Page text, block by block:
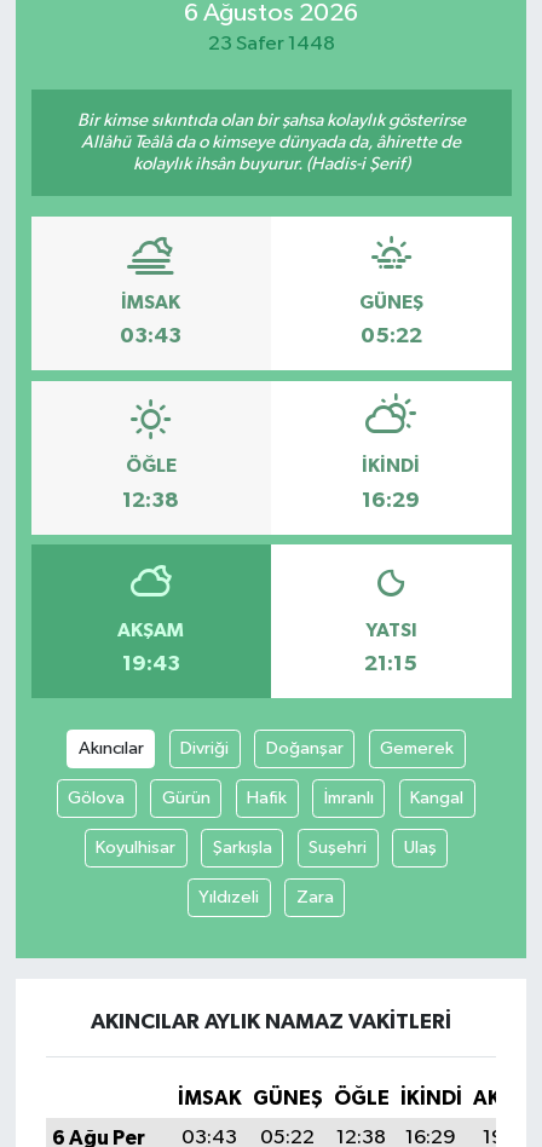
6 Ağustos 2026
23 Safer 1448
Bir kimse sıkıntıda olan bir şahsa kolaylık gösterirse
Allâhü Teâlâ da o kimseye dünyada da, âhirette de
kolaylık ihsân buyurur. (Hadis-i Şerif)
İMSAK
03:43
GÜNEŞ
05:22
ÖĞLE
12:38
İKINDI
16:29
AKŞAM
19:43
YATSI
21:15
Akıncılar Divriği Doğanşar Gemerek
Gölova Gürün Hafik İmranlı Kangal
Koyulhisar Şarkışla Suşehri Ulaş
Yıldızeli Zara
AKINCILAR AYLIK NAMAZ VAKITLERI
İMSAK GÜNEŞ ÖĞLE İKINDI
6 Ağu Per
03:43 05:22 12:38 16:29
19:43
Magazin
Resmi İlan
Siyaset
Teknoloji
Yaşam